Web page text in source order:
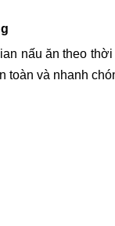
nấu ăn theo
toàn và nhanh